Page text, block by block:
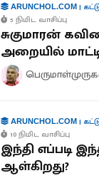
ARUNCHOL.COM|
5 நிமிட வாசிப்பு
சுகுமாரன்
அறையில்
ARUNCHOL.COM|
10 நிமிட வாசிப்பு
இந்தி எப்படி
ஆள்கிறது?